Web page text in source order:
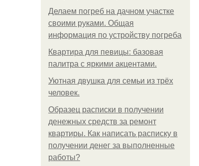
Делаем погреб на дачном участке
своими руками. Общая
информация по устройству погреба
Квартира для певицы: базовая
палитра с яркими акцентами.
Уютная двушка для семьи из трёх
человек.
Образец расписки в получении
денежных средств за ремонт
квартиры. Как написать расписку в
получении денег за выполненные
работы?